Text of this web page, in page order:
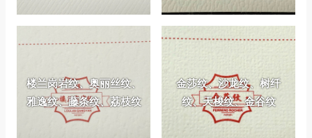
楼兰岗岩纹、奥丽丝纹、
雅逸纹、藤条纹、荔枝纹
金莎纹、沙龙纹、树纤
纹、天梭纹、金谷纹